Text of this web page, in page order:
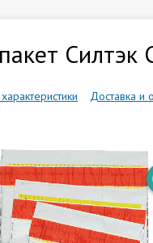
Силтэк
Доставка и